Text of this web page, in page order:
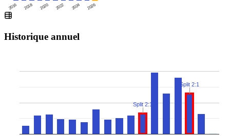
2016 2018 2020 2022 2024 2026
Historique annuel
Split 2:1
Split 2:1